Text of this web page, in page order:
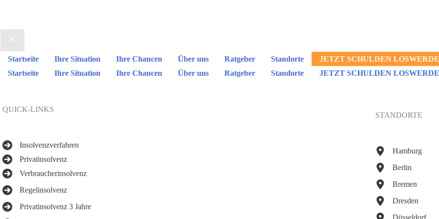
Startseite Ihre Situation Ihre Chancen Über uns Ratgeber Standorte
JETZT SCHULDEN
Startseite
Ihre Situation Ihre Chancen Über uns Ratgeber Standorte JETZT SCHULDEN
QUICK-LINKS
Insolvenzverfahren
Privatinsolvenz
Verbraucherinsolvenz
Regelinsolvenz
Privatinsolvenz 3 Jahre
STANDORTE
Hamburg
Berlin
Bremen
Dresden